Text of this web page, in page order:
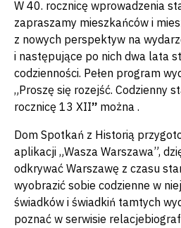
W 40. rocznicę wprowadzenia
zapraszamy mieszkańców i
z nowych perspektyw na
i następujące po nich dwa lata
codzienności. Pełen program
„Proszę się rozejść. Codzienny
rocznicę 13 XII” można .
Dom Spotkań z Historią
aplikacji „Wasza Warszawa”,
odkrywać Warszawę z czasu
wyobrazić sobie codzienne w
świadków i świadkiń tamtych
poznać w serwisie